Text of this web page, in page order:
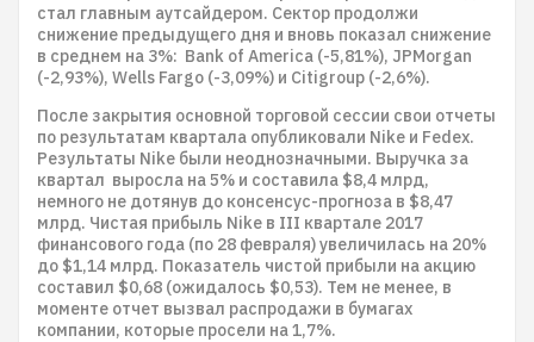
стал главным аутсайдером. Сектор продолжи
снижение предыдущего дня и вновь показал снижение
в среднем на 3%: Bank of America (-5,81%), JPMorgan
(-2,93%), Wells Fargo (-3,09%) и Citigroup (-2,6%).
После закрытия основной торговой сессии свои отчеты
по результатам квартала опубликовали Nike и Fedex.
Результаты Nike были неоднозначными. Выручка за
квартал выросла на 5% и составила $8,4 млрд,
немного не дотянув до консенсус-прогноза в $8,47
млрд. Чистая прибыль Nike в III квартале 2017
финансового года (по 28 февраля) увеличилась на 20%
до $1,14 млрд. Показатель чистой прибыли на акцию
составил $0,68 (ожидалось $0,53). Тем не менее, в
моменте отчет вызвал распродажи в бумагах
компании, которые просели на 1,7%.